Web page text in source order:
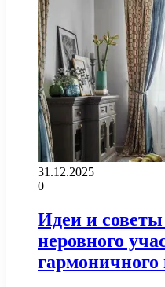
31.12.2025
0
Идеи и советы
неровного
гармоничного